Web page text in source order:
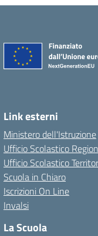
Link esterni
Ministero dell'Istruzione
Ufficio Scolastico
Ufficio Scolastico
Scuola in Chiaro
Iscrizioni On Line
Invalsi
La Scuola